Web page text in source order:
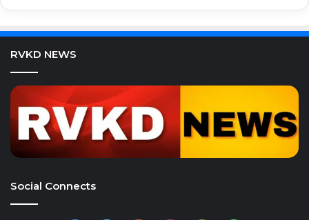
RVKD NEWS
Social Connects